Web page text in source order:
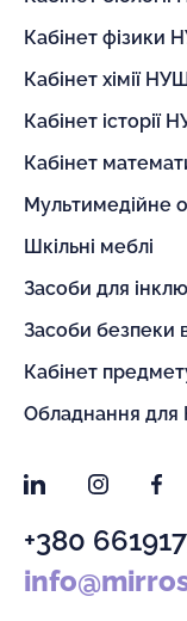
Кабінет фізики
Кабінет хімії
Кабінет історії
Кабінет
Мультимедійне
Шкільні меблі
Засоби для
Засоби безпеки
Кабінет
Обладнання для
LinkedInInstagram
+380